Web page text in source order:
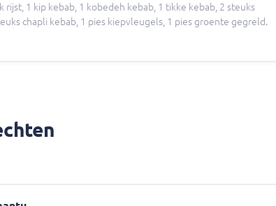
rijst, 1 kip kebab, 1 kobedeh kebab, 1 tikke kebab, 2 steuks
chapli kebab, 1 pies kiepvleugels, 1 pies groente gegreld.